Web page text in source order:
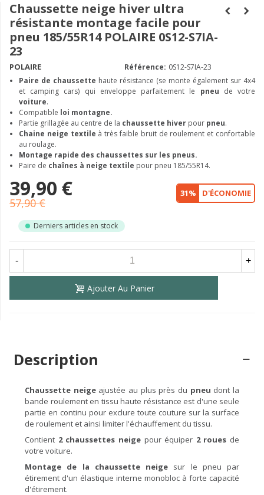
Chaussette neige hiver ultra
résistante montage facile pour
pneu 185/55R14 POLAIRE 0S12-S7IA-
23
POLAIRE Référence: 0S12-S7IA-23
Paire de chaussette haute résistance (se monte également sur 4x4
et camping cars) qui enveloppe parfaitement le pneu de votre
voiture.
Compatible loi montagne.
Partie grillagée au centre de la chaussette hiver pour pneu.
Chaine neige textile à très faible bruit de roulement et confortable
au roulage.
Montage rapide des chaussettes sur les pneus.
Paire de chaînes à neige textile pour pneu 185/55R14.
39,90 €
57,90 €
31% D'ÉCONOMIE
Derniers articles en stock
- +
Ajouter Au Panier
Description
Chaussette neige ajustée au plus près du pneu dont la
bande roulement en tissu haute résistance est d'une seule
partie en continu pour exclure toute couture sur la surface
de roulement et ainsi limiter l'échauffement du tissu.
Contient 2 chaussettes neigepour équiper 2 roues de
votre voiture.
Montage de la chaussette neige sur le pneu par
étirement d'un élastique interne monobloc à forte capacité
d'étirement.